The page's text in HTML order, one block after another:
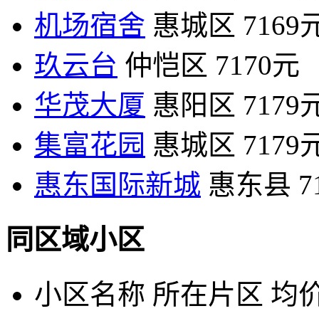
机场宿舍 惠城区 7169
玖云台 仲恺区 7170元
华茂大厦 惠阳区 7179
集富花园 惠城区 7179
惠东国际新城 惠东县
同区域小区
小区名称 所在片区 均